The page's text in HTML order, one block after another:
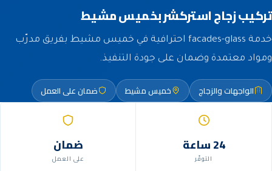
تركيب زجاج استركشر بخميس مشيط
خدمة facades-glass احترافية في خميس مشيط بفريق مدرّب
ومواد معتمدة وضمان على جودة التنفيذ.
الواجهات والزجاج خميس مشيط ضمان على العمل
24 ساعة
التوفّر
ضمان
على العمل